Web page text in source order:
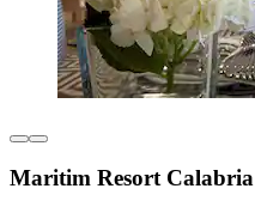
Maritim Resort Calabria